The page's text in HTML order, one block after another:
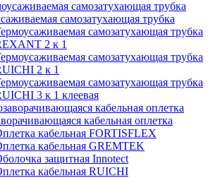
самозатухающая трубка
самозатухающая трубка
2 к 1
самозатухающая трубка
2 к 1
самозатухающая трубка
3 к 1 клеевая
кабельная оплетка
кабельная FORTISFLEX
кабельная GREMTEK
защитная Innotect
кабельная RUICHI